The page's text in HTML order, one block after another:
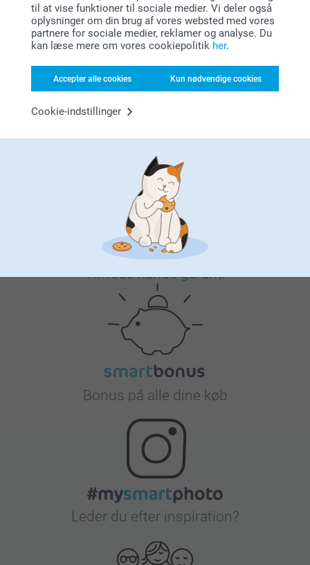
til at vise funktioner til sociale medier. Vi deler også
oplysninger om din brug af vores websted med vores
partnere for sociale medier, reklamer og analyse. Du
kan læse mere om vores cookiepolitik her.
Accepter alle cookies Kun nødvendige cookies
Cookie-indstillinger
Kirsi @smartphoto
02.08.2024
10:34
Hej Jette,
Tusind tak for dine 5 stjerner og din anmeldelse om
Tak fordi du valgt at bestille med os.
Venlig hilsen
Kirsi @smartphoto
Vis mere
Tilfreds kunde garanti
Bonus på alle dine køb
Leder du efter inspiration?